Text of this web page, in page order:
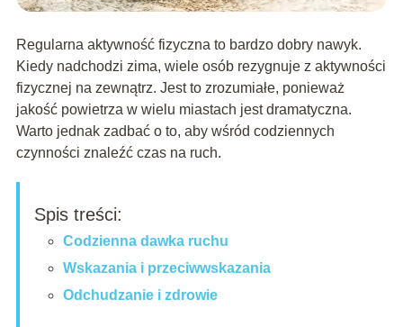
Regularna aktywność fizyczna to bardzo dobry nawyk.
Kiedy nadchodzi zima, wiele osób rezygnuje z aktywności
fizycznej na zewnątrz. Jest to zrozumiałe, ponieważ
jakość powietrza w wielu miastach jest dramatyczna.
Warto jednak zadbać o to, aby wśród codziennych
czynności znaleźć czas na ruch.
Spis treści:
Codzienna dawka ruchu
Wskazania i przeciwwskazania
Odchudzanie i zdrowie